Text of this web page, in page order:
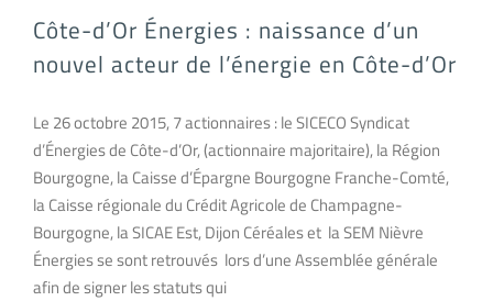
Côte-d’Or Énergies : naissance d’un
nouvel acteur de l’énergie en Côte-d’Or
Le 26 octobre 2015, 7 actionnaires : le SICECO Syndicat
d’Énergies de Côte-d’Or, (actionnaire majoritaire), la Région
Bourgogne, la Caisse d’Épargne Bourgogne Franche-Comté,
la Caisse régionale du Crédit Agricole de Champagne-
Bourgogne, la SICAE Est, Dijon Céréales et la SEM Nièvre
Énergies se sont retrouvés lors d’une Assemblée générale
afin de signer les statuts qui